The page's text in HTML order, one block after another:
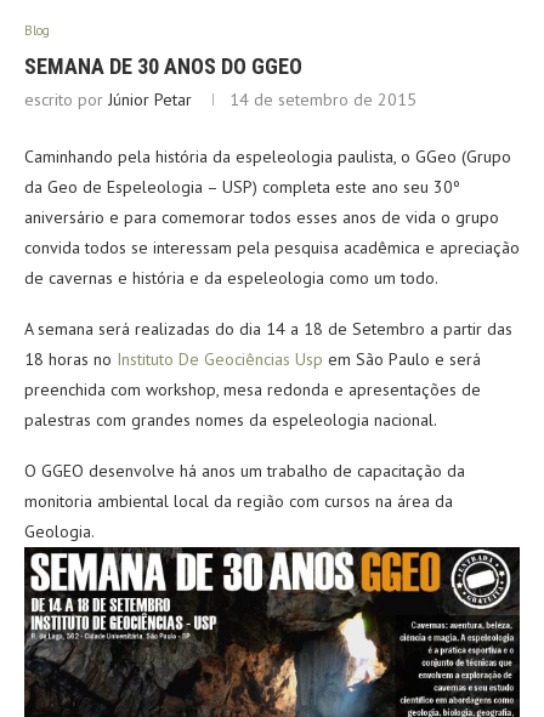
Blog
SEMANA DE 30 ANOS DO GGEO
escrito por Júnior Petar 14 de setembro de 2015
Caminhando pela história da espeleologia paulista, o GGeo (Grupo
da Geo de Espeleologia – USP) completa este ano seu 30º
aniversário e para comemorar todos esses anos de vida o grupo
convida todos se interessam pela pesquisa acadêmica e apreciação
de cavernas e história e da espeleologia como um todo.
A semana será realizadas do dia 14 a 18 de Setembro a partir das
18 horas no Instituto De Geociências Usp em São Paulo e será
preenchida com workshop, mesa redonda e apresentações de
palestras com grandes nomes da espeleologia nacional.
O GGEO desenvolve há anos um trabalho de capacitação da
monitoria ambiental local da região com cursos na área da
Geologia.